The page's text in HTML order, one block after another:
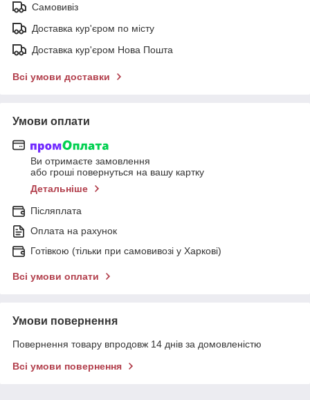
Самовивіз
Доставка кур'єром по місту
Доставка кур'єром Нова Пошта
Всі умови доставки
Умови оплати
Ви отримаєте замовлення
або гроші повернуться на вашу картку
Детальніше
Післяплата
Оплата на рахунок
Готівкою (тільки при самовивозі у Харкові)
Всі умови оплати
Умови повернення
Повернення товару впродовж 14 днів за домовленістю
Всі умови повернення